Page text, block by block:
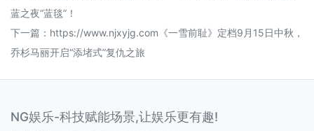
蓝之夜“蓝毯”！
下一篇： https://www.njxyjg.com《一雪前耻》定档9月15日中秋，
乔杉马丽开启“添堵式”复仇之旅
NG娱乐-科技赋能场景,让娱乐更有趣!